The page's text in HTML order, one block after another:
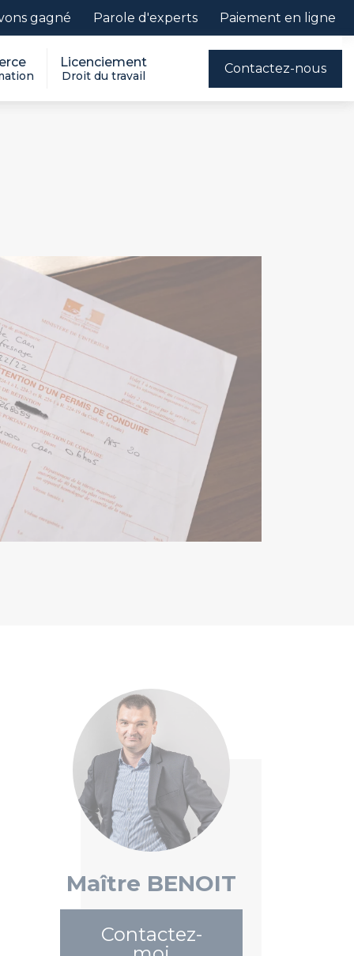
gagné Parole d'experts Paiement en ligne
Licenciement
Droit du travail
Contactez-nous
Maître BENOIT
Contactez-